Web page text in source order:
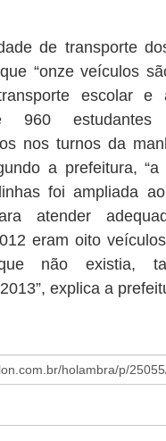
de transporte
“onze veículos
escolar e
960
nos turnos da
a prefeitura, “a
foi ampliada
atender
eram oito
não existia,
explica a